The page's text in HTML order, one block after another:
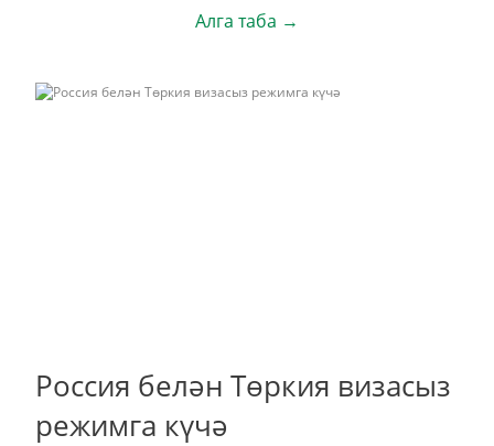
Алга таба →
Россия белән Төркия визасыз
режимга күчә